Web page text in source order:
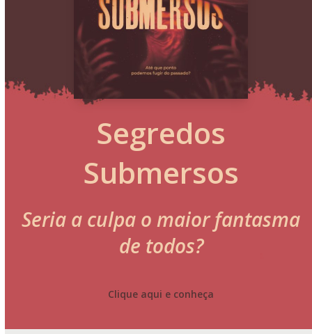
Segredos
Submersos
Seria a culpa o maior fantasma
de todos?
Clique aqui e conheça